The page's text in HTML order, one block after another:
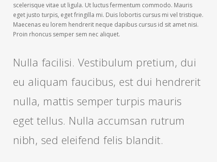
scelerisque vitae ut ligula. Ut luctus fermentum commodo. Mauris
eget justo turpis, eget fringilla mi. Duis lobortis cursus mi vel tristique.
Maecenas eu lorem hendrerit neque dapibus cursus id sit amet nisi.
Proin rhoncus semper sem nec aliquet.
Nulla facilisi. Vestibulum pretium, dui
eu aliquam faucibus, est dui hendrerit
nulla, mattis semper turpis mauris
eget tellus. Nulla accumsan rutrum
nibh, sed eleifend felis blandit.